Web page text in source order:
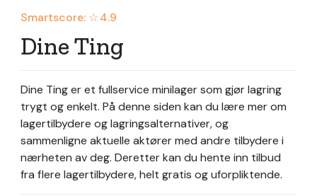
Smartscore: ☆4.9
Dine Ting
Dine Ting er et fullservice minilager som gjør lagring
trygt og enkelt. På denne siden kan du lære mer om
lagertilbydere og lagringsalternativer, og
sammenligne aktuelle aktører med andre tilbydere i
nærheten av deg. Deretter kan du hente inn tilbud
fra flere lagertilbydere, helt gratis og uforpliktende.